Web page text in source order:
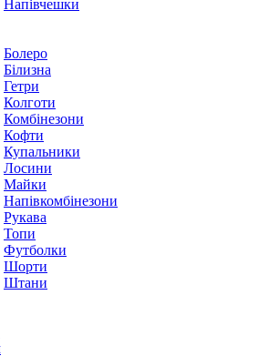
Напівчешки
Болеро
Білизна
Гетри
Колготи
Комбінезони
Кофти
Купальники
Лосини
Майки
Напівкомбінезони
Рукава
Топи
Футболки
Шорти
Штани